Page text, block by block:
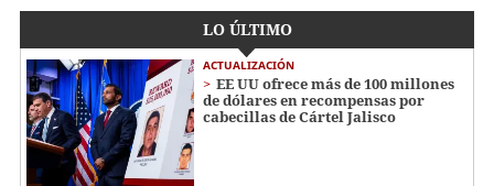
LO ÚLTIMO
ACTUALIZACIÓN
EE UU ofrece más de 100 millones
de dólares en recompensas por
cabecillas de Cártel Jalisco